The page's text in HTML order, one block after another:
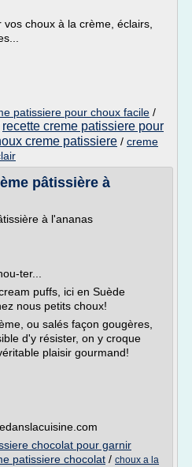
choux à la crème, éclairs,
patissiere pour choux facile /
recette creme patissiere pour
creme patissiere / creme
pâtissière à
à l'ananas
ter...
puffs, ici en Suède
nous petits choux!
ou salés façon gougères,
d'y résister, on y croque
plaisir gourmand!
chocolat pour garnir
patissiere chocolat / choux a la